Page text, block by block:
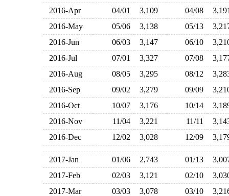
2016-Apr
04/01 3,109 04/08
2016-May
05/06 3,138 05/13
2016-Jun
06/03 3,147 06/10
2016-Jul
07/01 3,327 07/08
2016-Aug
08/05 3,295 08/12
2016-Sep
09/02 3,279 09/09
2016-Oct
10/07 3,176 10/14
2016-Nov
11/04 3,221 11/11
2016-Dec
12/02 3,028 12/09
2017-Jan 01/06 2,743 01/13
2017-Feb
02/03 3,121 02/10
2017-Mar
03/03 3,078 03/10